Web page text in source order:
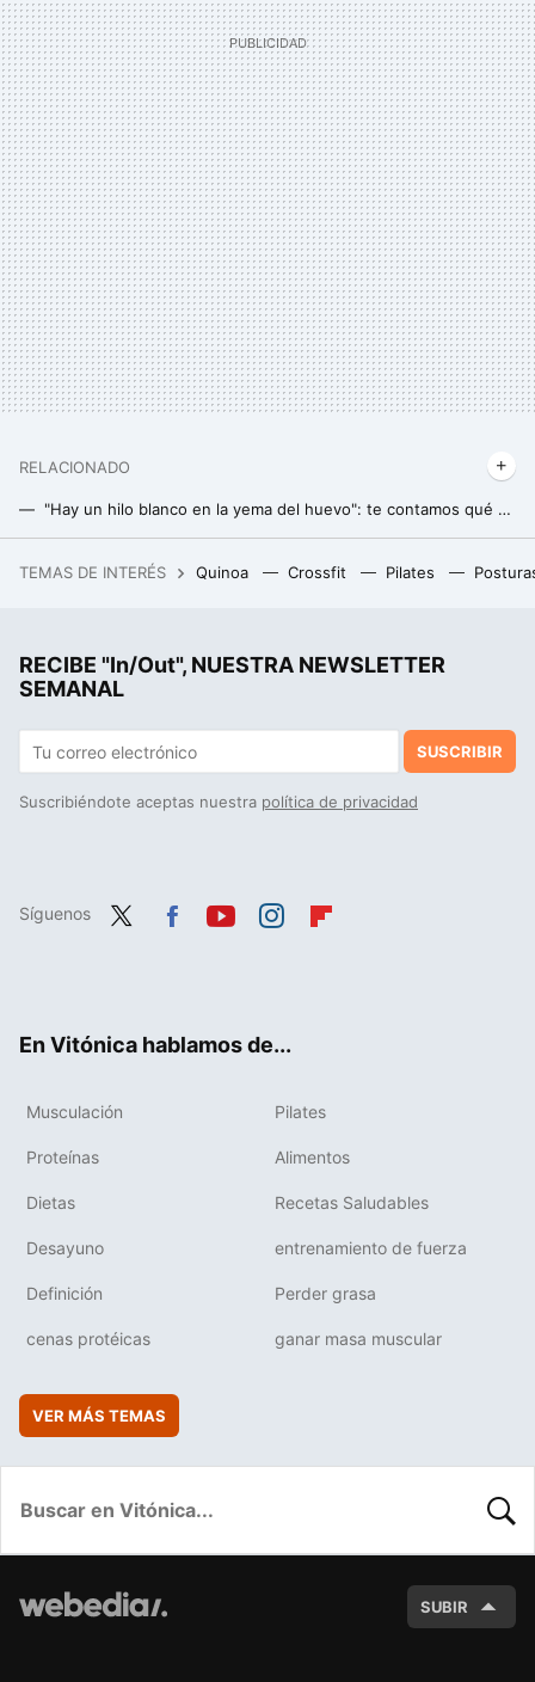
RELACIONADO
"Hay un hilo blanco en la yema del huevo": te contamos qué es y si es apto para consumo
TEMAS DE INTERÉS Quinoa Crossfit Pilates
RECIBE "In/Out", NUESTRA NEWSLETTER
SEMANAL
SUSCRIBIR
Suscribiéndote aceptas nuestra política de privacidad
Síguenos
En Vitónica hablamos de...
Musculación Pilates
Proteínas Alimentos
Dietas Recetas Saludables
Desayuno entrenamiento de fuerza
Definición Perder grasa
cenas protéicas ganar masa muscular
VER MÁS TEMAS
SUBIR